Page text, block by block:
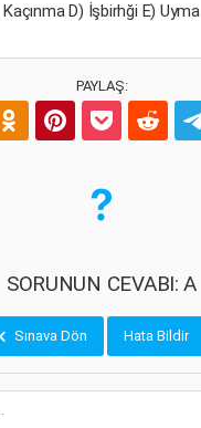
Kaçınma D) İşbirhği E) Uyma
PAYLAŞ:
SORUNUN CEVABI: A
Sınava Dön Hata Bildir